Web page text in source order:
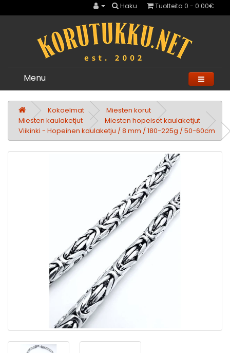
Haku Tuotteita 0 - 0.00€
Menu
Kokoelmat
Miesten korut
Miesten kaulaketjut
Miesten hopeiset kaulaketjut
Viikinki - Hopeinen kaulaketju / 8 mm / 180-225g / 50-60cm